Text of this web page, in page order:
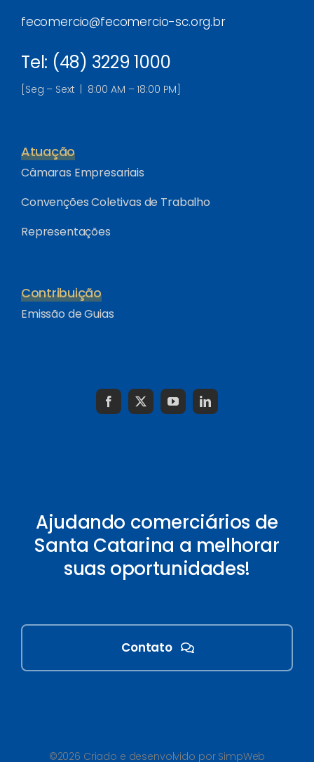
fecomercio@fecomercio-sc.org.br
Tel: (48) 3229 1000
[Seg – Sext | 8:00 AM – 18:00 PM]
Atuação
Câmaras Empresariais
Convenções Coletivas de Trabalho
Representações
Contribuição
Emissão de Guias
Ajudando comerciários de
Santa Catarina a melhorar
suas oportunidades!
Contato
©2026 Criado e desenvolvido por SimpWeb